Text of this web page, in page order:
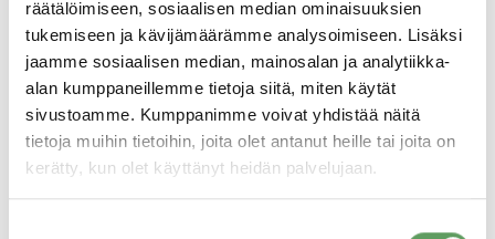
räätälöimiseen, sosiaalisen median ominaisuuksien
tukemiseen ja kävijämäärämme analysoimiseen. Lisäksi
jaamme sosiaalisen median, mainosalan ja analytiikka-
alan kumppaneillemme tietoja siitä, miten käytät
sivustoamme. Kumppanimme voivat yhdistää näitä
tietoja muihin tietoihin, joita olet antanut heille tai joita on
kerätty, kun olet käyttänyt heidän palvelujaan.